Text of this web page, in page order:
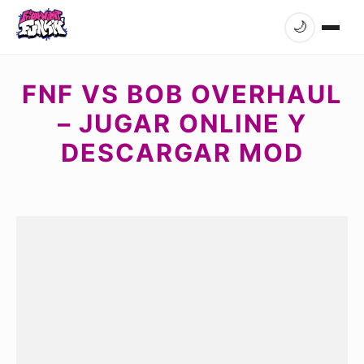
🌙
FNF VS BOB OVERHAUL
– JUGAR ONLINE Y
DESCARGAR MOD